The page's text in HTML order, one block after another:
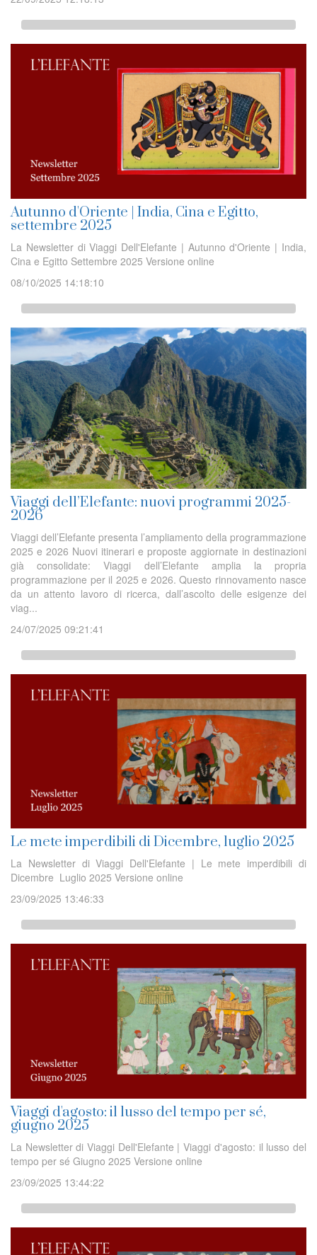
Autunno d'Oriente | India, Cina e Egitto,
settembre 2025
La Newsletter di Viaggi Dell'Elefante | Autunno d'Oriente | India,
Cina e Egitto Settembre 2025 Versione online
08/10/2025 14:18:10
Viaggi dell’Elefante: nuovi programmi 2025-
2026
Viaggi dell’Elefante presenta l’ampliamento della programmazione
2025 e 2026 Nuovi itinerari e proposte aggiornate in destinazioni
già consolidate: Viaggi dell’Elefante amplia la propria
programmazione per il 2025 e 2026. Questo rinnovamento nasce
da un attento lavoro di ricerca, dall’ascolto delle esigenze dei
viag...
24/07/2025 09:21:41
Le mete imperdibili di Dicembre, luglio 2025
La Newsletter di Viaggi Dell'Elefante | Le mete imperdibili di
Dicembre Luglio 2025 Versione online
23/09/2025 13:46:33
Viaggi d'agosto: il lusso del tempo per sé,
giugno 2025
La Newsletter di Viaggi Dell'Elefante | Viaggi d'agosto: il lusso del
tempo per sé Giugno 2025 Versione online
23/09/2025 13:44:22